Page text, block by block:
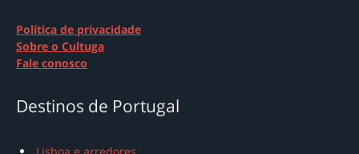
Política de privacidade
Sobre o Cultuga
Fale conosco
Destinos de Portugal
Lisboa e arredores